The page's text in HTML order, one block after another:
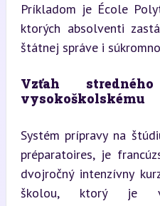
Príkladom je École
ktorých absolventi
štátnej správe i
Vzťah
vysokoškolskému
Systém prípravy na
préparatoires, je
dvojročný intenzívny
školou, ktorý je